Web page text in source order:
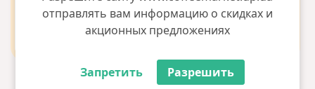
отправлять вам информацию о скидках и
акционных предложениях
Запретить Разрешить